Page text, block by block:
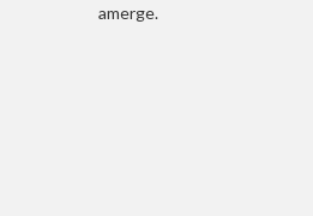
amerge.